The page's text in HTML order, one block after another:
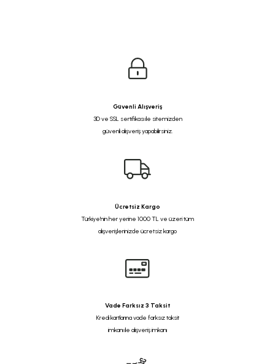
Güvenli Alışveriş
3D ve SSL sertifikası ile sitemizden
güvenli alışveriş yapabilirsiniz.
Ücretsiz Kargo
Türkiye'nin her yerine 1000 TL ve üzeri tüm
alışverişlerinizde ücretsiz kargo
Vade Farksız 3 Taksit
Kredi kartlarına vade farksız taksit
imkanı ile alışveriş imkanı